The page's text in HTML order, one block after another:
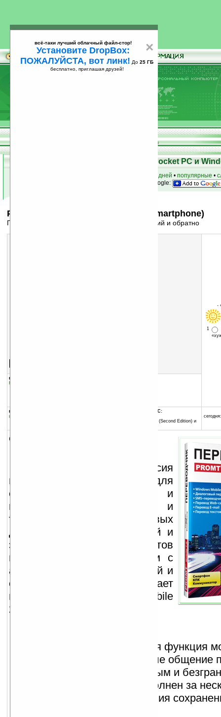
25
Скачать программы для КПК Pocket PC и
за 7 дней • популярные •
на Google:
PROMT Mobile v7.0 Английский (Smartphone)
Перевод текстов с английского языка на русский и обратно
-
1
группы программы:
Наука
программа:
шареварная
совместима с Pocket PC:
Windows Mobile 2003 SE (Second Edition) и
описание:
Первая версия
переводчиков PROMT для
смартфонов, КПК и
коммуникаторов. Быстрый и
точный перевод текстовых
документов, SMS-сообщений и
электронной почты, Web-сайтов
или диалога с иностранцем с
английского языка на русский и
обратно. Поддерживает
платформы Windows Mobile
2003/ 5.0/ 6.0.
Новая функция
переводчика сделает ваше общение
настоящему интерактивным и
Перевод SMS будет выполнен за
а переведенные сообщения
×
всё-таки лучший облачный файл-стор!
Установите DropBox:
ПОЖАЛУЙСТА, вот линк! До 25 ГБ
бесплатно, приглашая друзей!